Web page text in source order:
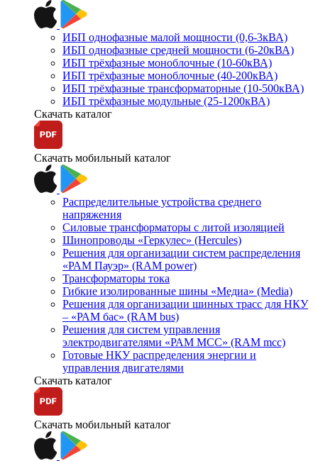
ИБП однофазные малой мощности (0,6-3кВА)
ИБП однофазные средней мощности (6-20кВА)
ИБП трёхфазные моноблочные (10-60кВА)
ИБП трёхфазные моноблочные (40-200кВА)
ИБП трёхфазные трансформаторные (10-500кВА)
ИБП трёхфазные модульные (25-1200кВА)
Скачать каталог
Скачать мобильный каталог
Распределительные устройства среднего
напряжения
Силовые трансформаторы с литой изоляцией
Шинопроводы «Геркулес» (Hercules)
Решения для организации систем распределения
«РАМ Пауэр» (RAM power)
Трансформаторы тока
Гибкие изолированные шины «Медиа» (Media)
Решения для организации шинных трасс для НКУ
– «РАМ бас» (RAM bus)
Решения для систем управления
электродвигателями «РАМ МСС» (RAM mcc)
Готовые НКУ распределения энергии и
управления двигателями
Скачать каталог
Скачать мобильный каталог